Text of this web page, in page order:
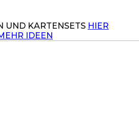
UND KARTENSETS HIER
IDEEN